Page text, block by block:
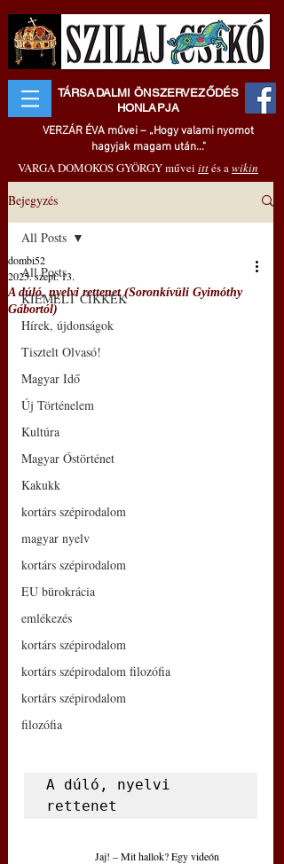
TÁRSADALMI ÖNSZERVEZŐDÉS
HONLAPJA
VERZÁR ÉVA művei – „Hogy valami nyomot
hagyjak magam után..."
VARGA DOMOKOS GYÖRGY művei ittés awikin
Bejegyzés
All Posts
KIEMELT CIKKEK
Hírek, újdonságok
Tisztelt Olvasó!
Magyar Idő
Új Történelem
Kultúra
Magyar Őstörténet
Kakukk
kortárs szépirodalom
magyar nyelv
kortárs szépirodalom
EU bürokrácia
emlékezés
kortárs szépirodalom
kortárs szépirodalom filozófia
kortárs szépirodalom
filozófia
All Posts
A dúló, nyelvi rettenet (Soronkívüli Gyimóthy
Gábortól)
dombi52
2025. szept. 13.
A dúló, nyelvi
rettenet
Jaj! – Mit hallok? Egy videón